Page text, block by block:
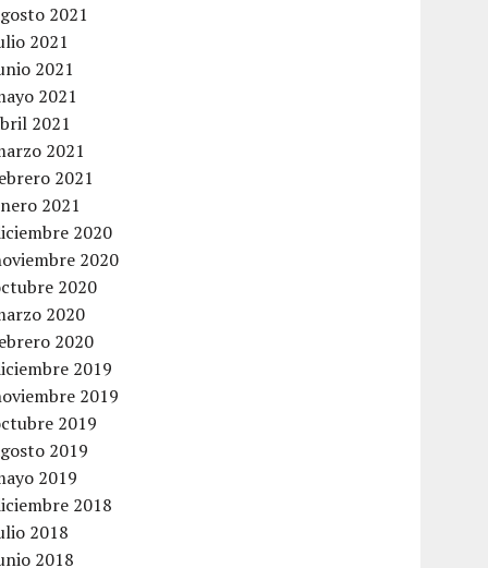
2021
2021
2021
2021
2021
2021
2021
2021
2020
2020
2020
2020
2020
2019
2019
2019
2019
2019
2018
2018
2018